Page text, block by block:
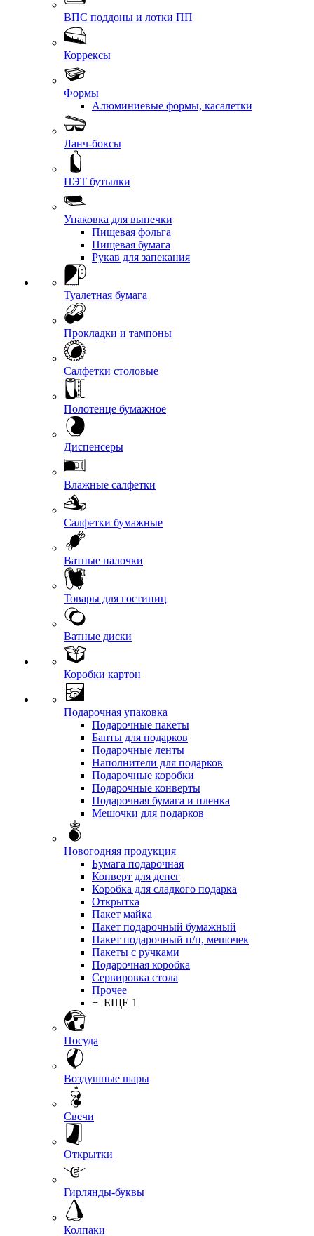
ВПС поддоны и лотки ПП
Коррексы
Формы
Алюминиевые формы, касалетки
Ланч-боксы
ПЭТ бутылки
Упаковка для выпечки
Пищевая фольга
Пищевая бумага
Рукав для запекания
Туалетная бумага
Прокладки и тампоны
Салфетки столовые
Полотенце бумажное
Диспенсеры
Влажные салфетки
Салфетки бумажные
Ватные палочки
Товары для гостиниц
Ватные диски
Коробки картон
Подарочная упаковка
Подарочные пакеты
Банты для подарков
Подарочные ленты
Наполнители для подарков
Подарочные коробки
Подарочные конверты
Подарочная бумага и пленка
Мешочки для подарков
Новогодняя продукция
Бумага подарочная
Конверт для денег
Коробка для сладкого подарка
Открытка
Пакет майка
Пакет подарочный бумажный
Пакет подарочный п/п, мешочек
Пакеты с ручками
Подарочная коробка
Сервировка стола
Прочее
+ ЕЩЕ 1
Посуда
Воздушные шары
Свечи
Открытки
Гирлянды-буквы
Колпаки